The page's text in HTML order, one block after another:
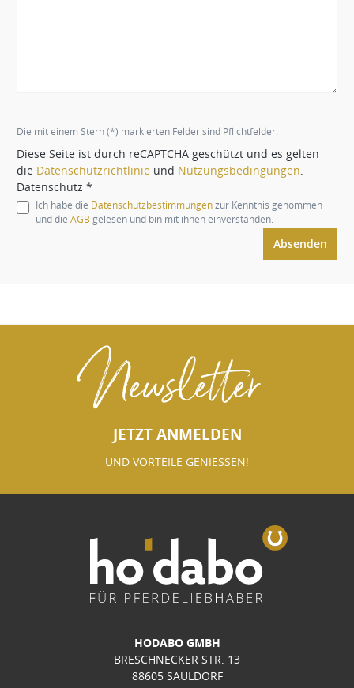
Die mit einem Stern (*) markierten Felder sind Pflichtfelder.
Diese Seite ist durch reCAPTCHA geschützt und es gelten
die Datenschutzrichtlinie und Nutzungsbedingungen.
Datenschutz *
Ich habe die Datenschutzbestimmungenzur Kenntnis genommen
und die AGB gelesen und bin mit ihnen einverstanden.
Absenden
Newsletter
JETZT ANMELDEN
UND VORTEILE GENIESSEN!
HODABO GMBH
BRESCHNECKER STR. 13
88605 SAULDORF